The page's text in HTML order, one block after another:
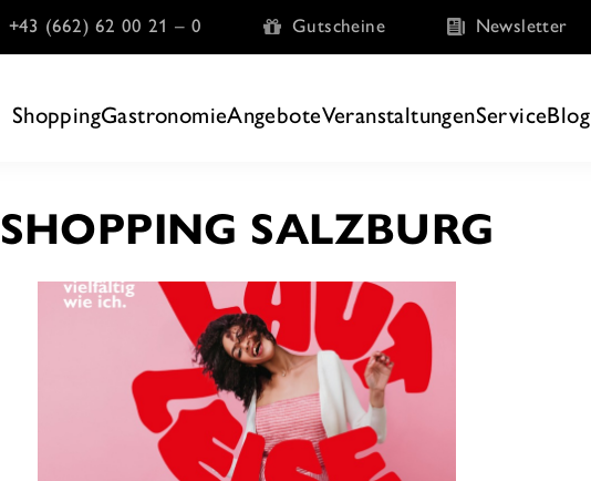
+43 (662) 62 00 21 – 0 Gutscheine Newsletter
ShoppingGastronomieAngeboteVeranstaltungenServiceBlog
SHOPPING SALZBURG